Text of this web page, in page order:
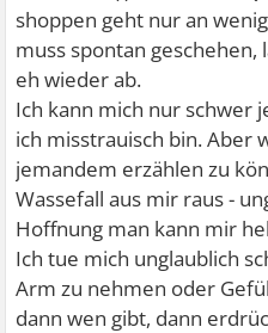
shoppen geht nur an
muss spontan geschehen,
eh wieder ab.
Ich kann mich nur schwer
ich misstrauisch bin. Aber
jemandem erzählen zu
Wassefall aus mir raus -
Hoffnung man kann mir
Ich tue mich unglaublich
Arm zu nehmen oder
dann wen gibt, dann